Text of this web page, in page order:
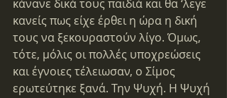
κάνανε δικά τους παιδιά και θα ‘λεγε
κανείς πως είχε έρθει η ώρα η δική
τους να ξεκουραστούν λίγο. Όμως,
τότε, μόλις οι πολλές υποχρεώσεις
και έγνοιες τέλειωσαν, ο Σίμος
ερωτεύτηκε ξανά. Την Ψυχή. Η Ψυχή